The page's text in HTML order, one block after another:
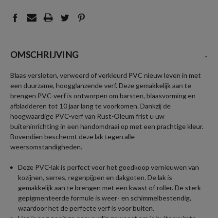
OMSCHRIJVING -
Blaas versleten, verweerd of verkleurd PVC nieuw leven in met
een duurzame, hoogglanzende verf. Deze gemakkelijk aan te
brengen PVC-verf is ontworpen om barsten, blaasvorming en
afbladderen tot 10 jaar lang te voorkomen. Dankzij de
hoogwaardige PVC-verf van Rust-Oleum frist u uw
buiteninrichting in een handomdraai op met een prachtige kleur.
Bovendien beschermt deze lak tegen alle
weersomstandigheden.
Deze PVC-lak is perfect voor het goedkoop vernieuwen van
kozijnen, serres, regenpijpen en dakgoten. De lak is
gemakkelijk aan te brengen met een kwast of roller. De sterk
gepigmenteerde formule is weer- en schimmelbestendig,
waardoor het de perfecte verf is voor buiten.